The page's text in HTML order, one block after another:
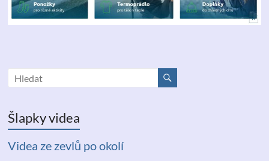
Šlapky videa
Videa ze zevlů po okolí